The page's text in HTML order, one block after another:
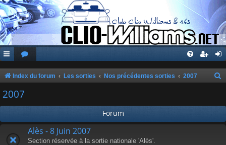
Index du forum Les sorties Nos précédentes sorties 2007
2007
Forum
Alès - 8 Juin 2007
Section réservée à la sortie nationale 'Alès'.